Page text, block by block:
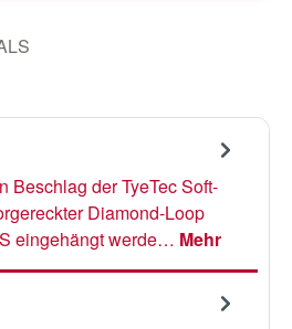
Beschlag der TyeTec Soft-
Diamond-Loop
eingehängt werde… Mehr